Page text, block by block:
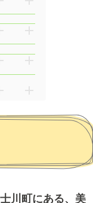
川町にある、美